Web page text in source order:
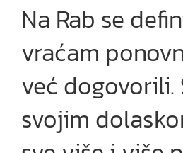
Na Rab se
vraćam
već dogovorili.
svojim